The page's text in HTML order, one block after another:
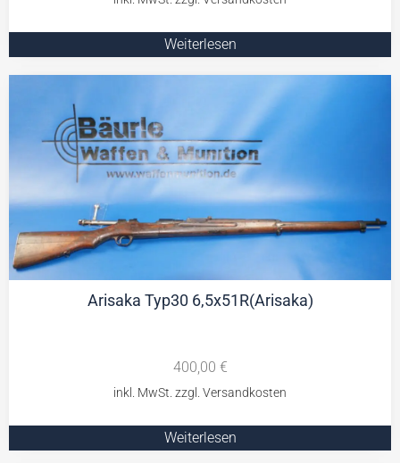
Weiterlesen
Arisaka Typ30 6,5x51R(Arisaka)
400,00 €
Weiterlesen